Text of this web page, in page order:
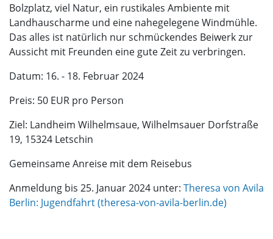
Bolzplatz, viel Natur, ein rustikales Ambiente mit
Landhauscharme und eine nahegelegene Windmühle.
Das alles ist natürlich nur schmückendes Beiwerk zur
Aussicht mit Freunden eine gute Zeit zu verbringen.
Datum: 16. - 18. Februar 2024
Preis: 50 EUR pro Person
Ziel: Landheim Wilhelmsaue, Wilhelmsauer Dorfstraße
19, 15324 Letschin
Gemeinsame Anreise mit dem Reisebus
Anmeldung bis 25. Januar 2024 unter: Theresa von Avila
Berlin: Jugendfahrt (theresa-von-avila-berlin.de)